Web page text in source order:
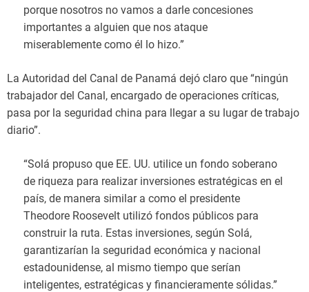
porque nosotros no vamos a darle concesiones
importantes a alguien que nos ataque
miserablemente como él lo hizo.”
La Autoridad del Canal de Panamá dejó claro que “ningún
trabajador del Canal, encargado de operaciones críticas,
pasa por la seguridad china para llegar a su lugar de trabajo
diario”.
“Solá propuso que EE. UU. utilice un fondo soberano
de riqueza para realizar inversiones estratégicas en el
país, de manera similar a como el presidente
Theodore Roosevelt utilizó fondos públicos para
construir la ruta. Estas inversiones, según Solá,
garantizarían la seguridad económica y nacional
estadounidense, al mismo tiempo que serían
inteligentes, estratégicas y financieramente sólidas.”